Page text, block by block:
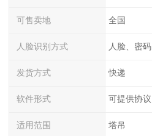
可售卖地 全国
人脸识别方式 人脸、密码
发货方式 快递
软件形式 可提供协议
适用范围 塔吊